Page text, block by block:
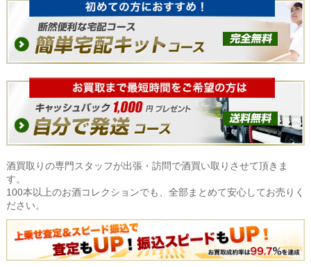
酒買取りの専門スタッフが出張・訪問で酒買い取りさせて頂きま
す。
100本以上のお酒コレクションでも、全部まとめて安心してお売りく
ださい。